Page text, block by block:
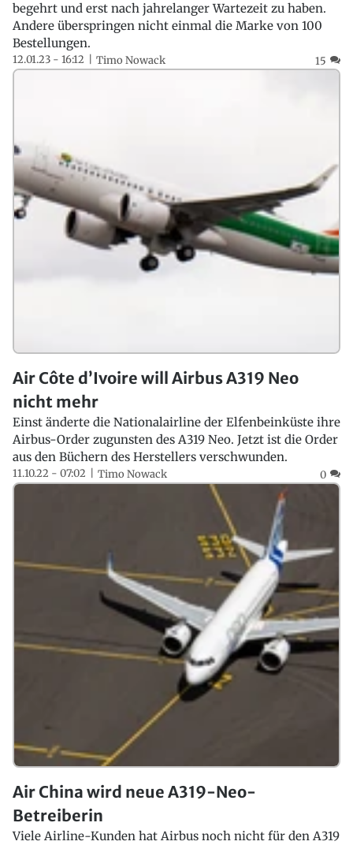
begehrt und erst nach jahrelanger Wartezeit zu haben.
Andere überspringen nicht einmal die Marke von 100
Bestellungen.
12.01.23 - 16:12 Timo Nowack 15
Air Côte d’Ivoire will Airbus A319 Neo
nicht mehr
Einst änderte die Nationalairline der Elfenbeinküste ihre
Airbus-Order zugunsten des A319 Neo. Jetzt ist die Order
aus den Büchern des Herstellers verschwunden.
11.10.22 - 07:02 Timo Nowack 0
Air China wird neue A319-Neo-
Betreiberin
Viele Airline-Kunden hat Airbus noch nicht für den A319